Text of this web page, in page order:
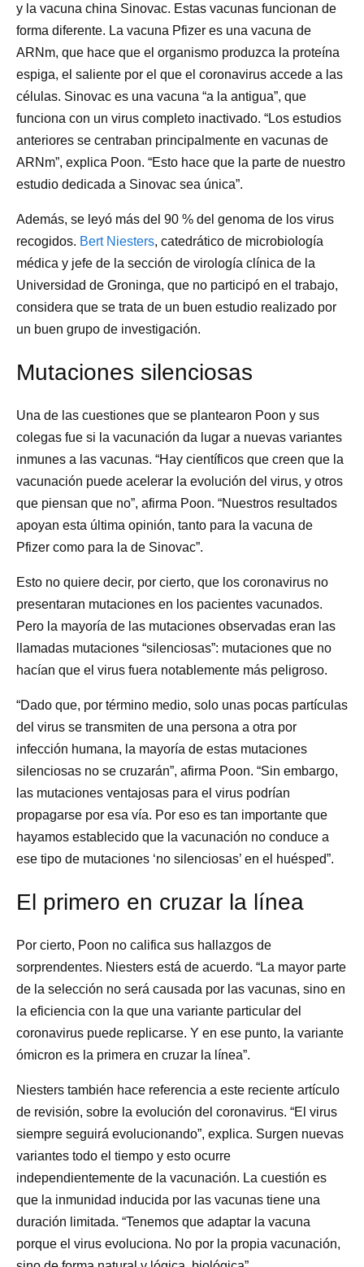
y la vacuna china Sinovac. Estas vacunas funcionan de
forma diferente. La vacuna Pfizer es una vacuna de
ARNm, que hace que el organismo produzca la proteína
espiga, el saliente por el que el coronavirus accede a las
células. Sinovac es una vacuna “a la antigua”, que
funciona con un virus completo inactivado. “Los estudios
anteriores se centraban principalmente en vacunas de
ARNm”, explica Poon. “Esto hace que la parte de nuestro
estudio dedicada a Sinovac sea única”.
Además, se leyó más del 90 % del genoma de los virus
recogidos. Bert Niesters, catedrático de microbiología
médica y jefe de la sección de virología clínica de la
Universidad de Groninga, que no participó en el trabajo,
considera que se trata de un buen estudio realizado por
un buen grupo de investigación.
Mutaciones silenciosas
Una de las cuestiones que se plantearon Poon y sus
colegas fue si la vacunación da lugar a nuevas variantes
inmunes a las vacunas. “Hay científicos que creen que la
vacunación puede acelerar la evolución del virus, y otros
que piensan que no”, afirma Poon. “Nuestros resultados
apoyan esta última opinión, tanto para la vacuna de
Pfizer como para la de Sinovac”.
Esto no quiere decir, por cierto, que los coronavirus no
presentaran mutaciones en los pacientes vacunados.
Pero la mayoría de las mutaciones observadas eran las
llamadas mutaciones “silenciosas”: mutaciones que no
hacían que el virus fuera notablemente más peligroso.
“Dado que, por término medio, solo unas pocas partículas
del virus se transmiten de una persona a otra por
infección humana, la mayoría de estas mutaciones
silenciosas no se cruzarán”, afirma Poon. “Sin embargo,
las mutaciones ventajosas para el virus podrían
propagarse por esa vía. Por eso es tan importante que
hayamos establecido que la vacunación no conduce a
ese tipo de mutaciones ‘no silenciosas’ en el huésped”.
El primero en cruzar la línea
Por cierto, Poon no califica sus hallazgos de
sorprendentes. Niesters está de acuerdo. “La mayor parte
de la selección no será causada por las vacunas, sino en
la eficiencia con la que una variante particular del
coronavirus puede replicarse. Y en ese punto, la variante
ómicron es la primera en cruzar la línea”.
Niesters también hace referencia a este reciente artículo
de revisión, sobre la evolución del coronavirus. “El virus
siempre seguirá evolucionando”, explica. Surgen nuevas
variantes todo el tiempo y esto ocurre
independientemente de la vacunación. La cuestión es
que la inmunidad inducida por las vacunas tiene una
duración limitada. “Tenemos que adaptar la vacuna
porque el virus evoluciona. No por la propia vacunación,